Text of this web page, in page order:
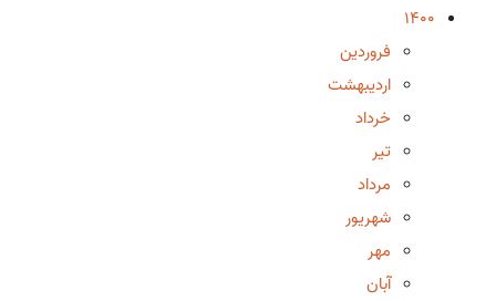
1400
فروردین
اردیبهشت
خرداد
تیر
مرداد
شهریور
مهر
آبان